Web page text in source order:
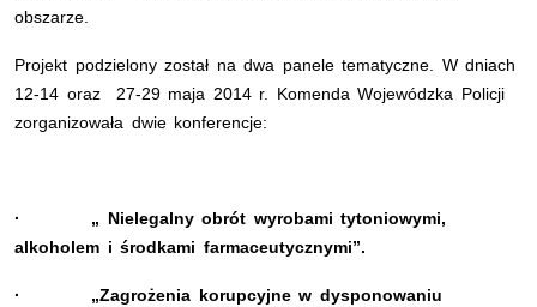
Projekt podzielony został na dwa panele tematyczne. W dniach
12-14 oraz 27-29 maja 2014 r. Komenda Wojewódzka Policji
zorganizowała dwie konferencje:
· „ Nielegalny obrót wyrobami tytoniowymi,
alkoholem i środkami farmaceutycznymi”.
· „Zagrożenia korupcyjne w dysponowaniu